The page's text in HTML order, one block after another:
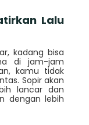
Lalu
kadang bisa
di jam-jam
kamu tidak
Sopir akan
lancar dan
dengan lebih